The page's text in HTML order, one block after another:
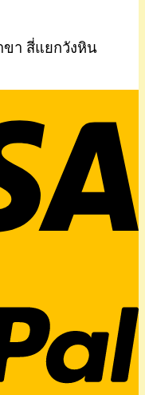
ขา สี่แยกวังหิน